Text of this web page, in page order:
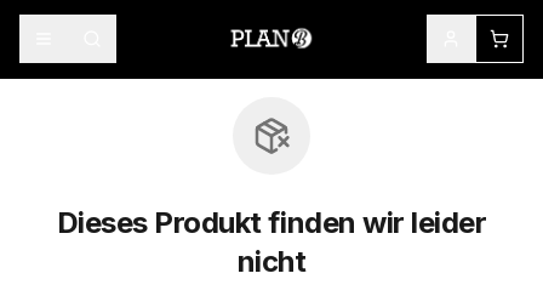
Dieses Produkt finden wir leider
nicht